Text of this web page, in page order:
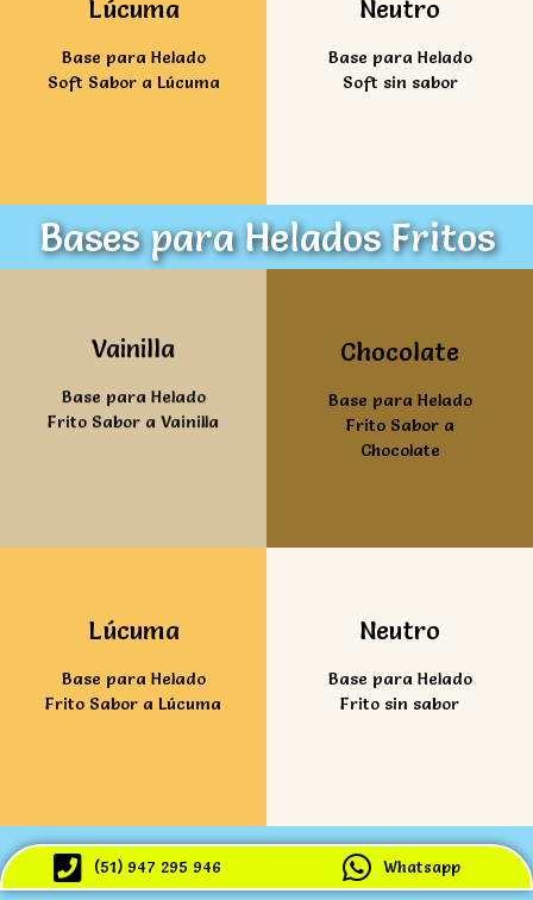
Lúcuma
Base para Helado
Soft Sabor a Lúcuma
Neutro
Base para Helado
Soft sin sabor
Bases para Helados Fritos
Vainilla
Base para Helado
Frito Sabor a Vainilla
Ver mas Chocolate
Base para Helado
Frito Sabor a
Chocolate
Lúcuma
Base para Helado
Frito Sabor a Lúcuma
Neutro
Base para Helado
Frito sin sabor
(51) 947 295 946 Whatsapp